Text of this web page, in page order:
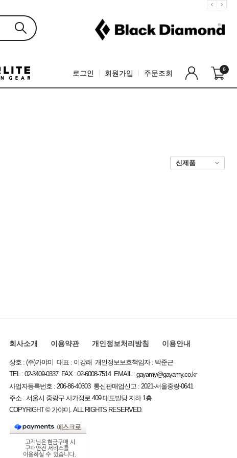
로그인 회원가입 주문조회 0
회사소개 이용약관 개인정보처리방침 이용안내
상호 : (주)가야미 대표 : 이강래 개인정보보호책임자 : 박준근
TEL : 02-3409-0337 FAX : 02-6008-7514 EMAIL :gayamy@gayamy.co.kr
사업자등록번호 : 206-86-40303 통신판매업신고 : 2021-서울중랑-0641
주소 : 서울시 중랑구 사가정로 409 대도빌딩 지하 1층
COPYRIGHT © 가야미. ALL RIGHTS RESERVED.